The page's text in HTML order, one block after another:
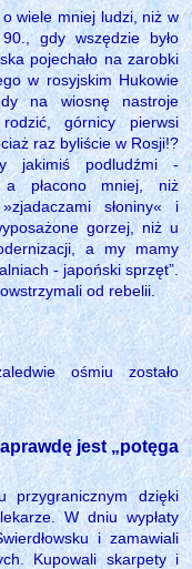
o wiele mniej ludzi, niż w
gdy wszędzie było
pojechało na zarobki
w rosyjskim Hukowie
na wiosnę nastroje
górnicy pierwsi
raz byliście w Rosji!?
jakimiś podludźmi -
a płacono mniej, niż
słoniny« i
gorzej, niż u
a my mamy
- japoński sprzęt”.
od rebelii.
ośmiu zostało
jest „potęga
przygranicznym dzięki
W dniu wypłaty
i zamawiali
Kupowali skarpety i